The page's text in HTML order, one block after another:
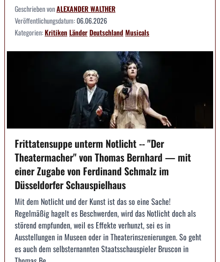
Geschrieben vonALEXANDER WALTHER
Veröffentlichungsdatum:06.06.2026
Kategorien:KritikenLänderDeutschlandMusicals
Frittatensuppe unterm Notlicht -- "Der
Theatermacher" von Thomas Bernhard — mit
einer Zugabe von Ferdinand Schmalz im
Düsseldorfer Schauspielhaus
Mit dem Notlicht und der Kunst ist das so eine Sache!
Regelmäßig hagelt es Beschwerden, wird das Notlicht doch als
störend empfunden, weil es Effekte verhunzt, sei es in
Ausstellungen in Museen oder in Theaterinszenierungen. So geht
es auch dem selbsternannten Staatsschauspieler Bruscon in